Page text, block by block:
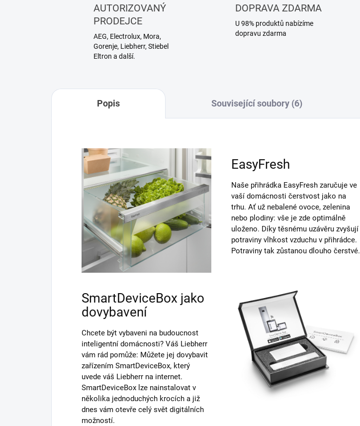
AUTORIZOVANÝ
PRODEJCE
AEG, Electrolux, Mora,
Gorenje, Liebherr, Stiebel
Eltron a další.
DOPRAVA ZDARMA
U 98% produktů nabízíme
dopravu zdarma
Popis Související soubory (6)
EasyFresh
Naše přihrádka EasyFresh zaručuje ve
vaší domácnosti čerstvost jako na
trhu. Ať už nebalené ovoce, zelenina
nebo plodiny: vše je zde optimálně
uloženo. Díky těsnému uzávěru zvyšují
potraviny vlhkost vzduchu v přihrádce.
Potraviny tak zůstanou dlouho čerstvé.
SmartDeviceBox jako
dovybavení
Chcete být vybaveni na budoucnost
inteligentní domácnosti? Váš Liebherr
vám rád pomůže: Můžete jej dovybavit
zařízením SmartDeviceBox, který
uvede váš Liebherr na internet.
SmartDeviceBox lze nainstalovat v
několika jednoduchých krocích a již
dnes vám otevře celý svět digitálních
možností.